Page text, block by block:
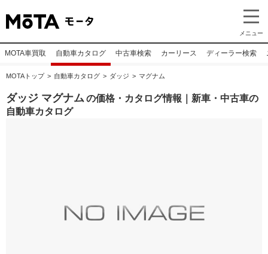
メニュー
MOTA車買取 自動車カタログ 中古車検索 カーリース ディーラー検索
MOTAトップ 自動車カタログ ダッジ マグナム
ダッジ マグナムの価格・カタログ情報｜新車・中古車の
自動車カタログ